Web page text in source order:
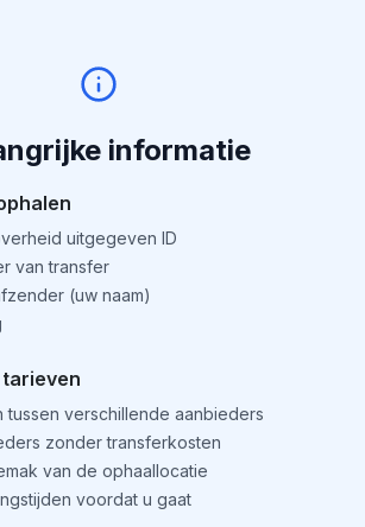
informatie
uitgegeven ID
van transfer
(uw naam)
tussen verschillende aanbieders
zonder transferkosten
van de ophaallocatie
voordat u gaat